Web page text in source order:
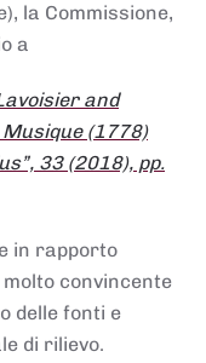
la Commissione,
a
and
(1778)
33 (2018), pp.
in rapporto
convincente
delle fonti e
di rilievo.